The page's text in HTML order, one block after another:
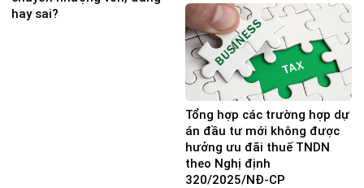
hay sai?
Tổng hợp các trường hợp dự
án đầu tư mới không được
hưởng ưu đãi thuế TNDN
theo Nghị định
320/2025/NĐ-CP